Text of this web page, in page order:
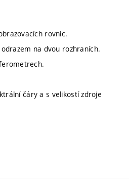
rovnic.
na dvou rozhraních.
čáry a s velikostí zdroje